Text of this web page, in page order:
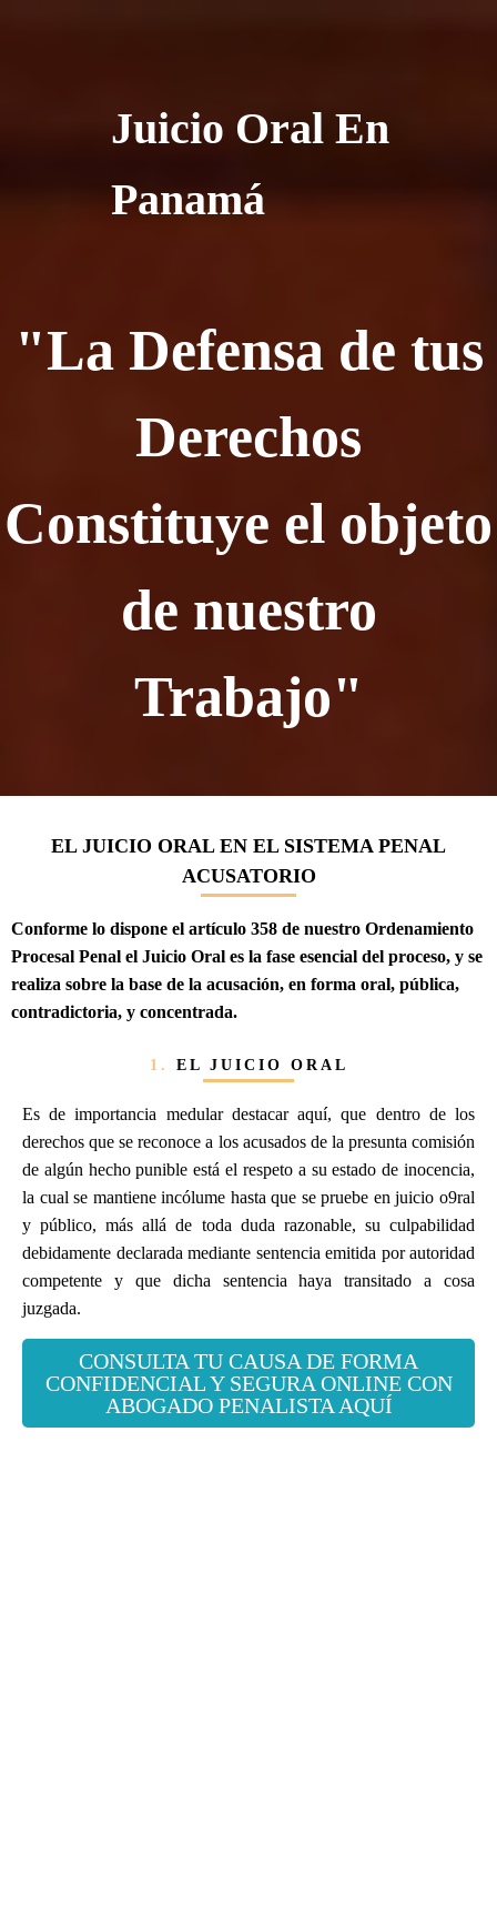
Juicio Oral En
Panamá
"La Defensa de tus
Derechos
Constituye el objeto
de nuestro
Trabajo"
EL JUICIO ORAL EN EL SISTEMA PENAL
ACUSATORIO
Conforme lo dispone el artículo 358 de nuestro Ordenamiento
Procesal Penal el Juicio Oral es la fase esencial del proceso, y se
realiza sobre la base de la acusación, en forma oral, pública,
contradictoria, y concentrada.
1. EL JUICIO ORAL
Es de importancia medular destacar aquí, que dentro de los
derechos que se reconoce a los acusados de la presunta comisión
de algún hecho punible está el respeto a su estado de inocencia,
la cual se mantiene incólume hasta que se pruebe en juicio o9ral
y público, más allá de toda duda razonable, su culpabilidad
debidamente declarada mediante sentencia emitida por autoridad
competente y que dicha sentencia haya transitado a cosa
juzgada.
CONSULTA TU CAUSA DE FORMA
CONFIDENCIAL Y SEGURA ONLINE CON
ABOGADO PENALISTA AQUÍ